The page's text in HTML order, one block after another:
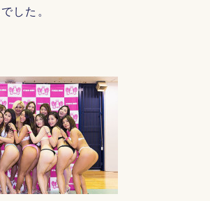
した。